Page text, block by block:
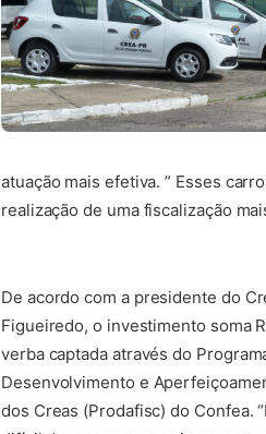
atuação mais efetiva. ” Esses
realização de uma fiscalização
De acordo com a presidente do
Figueiredo, o investimento soma
verba captada através do
Desenvolvimento e
dos Creas (Prodafisc) do Confea.